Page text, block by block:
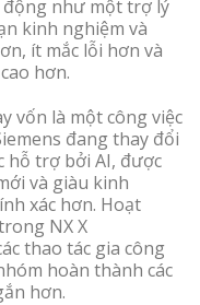
động như một trợ lý
kinh nghiệm và
ít mắc lỗi hơn và
hơn.
vốn là một công việc
đang thay đổi
hỗ trợ bởi AI, được
và giàu kinh
xác hơn. Hoạt
NX X
thao tác gia công
hoàn thành các
hơn.